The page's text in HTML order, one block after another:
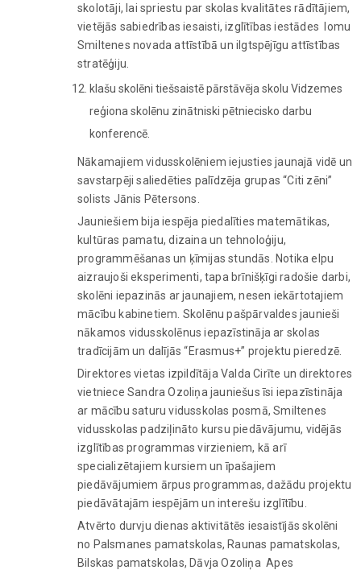
skolotāji, lai spriestu par skolas kvalitātes rādītājiem,
vietējās sabiedrības iesaisti, izglītības iestādes lomu
Smiltenes novada attīstībā un ilgtspējīgu attīstības
stratēģiju.
klašu skolēni tiešsaistē pārstāvēja skolu Vidzemes
reģiona skolēnu zinātniski pētniecisko darbu
konferencē.
Nākamajiem vidusskolēniem iejusties jaunajā vidē un
savstarpēji saliedēties palīdzēja grupas “Citi zēni”
solists Jānis Pētersons.
Jauniešiem bija iespēja piedalīties matemātikas,
kultūras pamatu, dizaina un tehnoloģiju,
programmēšanas un ķīmijas stundās. Notika elpu
aizraujoši eksperimenti, tapa brīnišķīgi radošie darbi,
skolēni iepazinās ar jaunajiem, nesen iekārtotajiem
mācību kabinetiem. Skolēnu pašpārvaldes jaunieši
nākamos vidusskolēnus iepazīstināja ar skolas
tradīcijām un dalījās “Erasmus+” projektu pieredzē.
Direktores vietas izpildītāja Valda Cirīte un direktores
vietniece Sandra Ozoliņa jauniešus īsi iepazīstināja
ar mācību saturu vidusskolas posmā, Smiltenes
vidusskolas padziļināto kursu piedāvājumu, vidējās
izglītības programmas virzieniem, kā arī
specializētajiem kursiem un īpašajiem
piedāvājumiem ārpus programmas, dažādu projektu
piedāvātajām iespējām un interešu izglītību.
Atvērto durvju dienas aktivitātēs iesaistījās skolēni
no Palsmanes pamatskolas, Raunas pamatskolas,
Bilskas pamatskolas, Dāvja Ozoliņa Apes